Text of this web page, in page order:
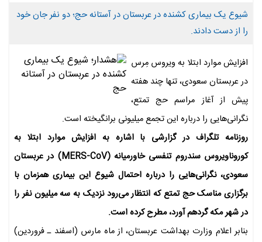
شیوع یک بیماری کشنده در عربستان در آستانه حج؛ دو نفر جان خود
را از دست دادند.
افزایش موارد ابتلا به ویروس مِرس
در عربستان سعودی، تنها چند هفته
پیش از آغاز مراسم حج تمتع،
نگرانی‌هایی را درباره این تجمع میلیونی برانگیخته است.
روزنامه تلگراف در گزارشی با اشاره به افزایش موارد ابتلا به
کوروناویروس سندروم تنفسی خاورمیانه (MERS-CoV) در عربستان
سعودی، نگرانی‌هایی را درباره احتمال شیوع این بیماری همزمان با
برگزاری مناسک حج تمتع که انتظار می‌رود نزدیک به سه میلیون نفر را
در شهر مکه گردهم آورد، مطرح کرده است.
بنابر اعلام وزارت بهداشت عربستان، از ماه مارس (اسفند ـ فروردین)